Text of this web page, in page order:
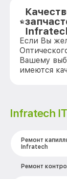
Если Вы
Вашему
имеются
Infratech
Ремонт
Infratech
Ремонт